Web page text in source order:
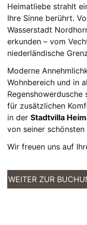
Heimatliebe strahlt
Ihre Sinne berührt.
Wasserstadt
erkunden – vom
niederländische
Moderne
Wohnbereich und in
für zusätzlichen
in der Stadtvilla
von seiner schönsten
Wir freuen uns auf
WEITER ZUR